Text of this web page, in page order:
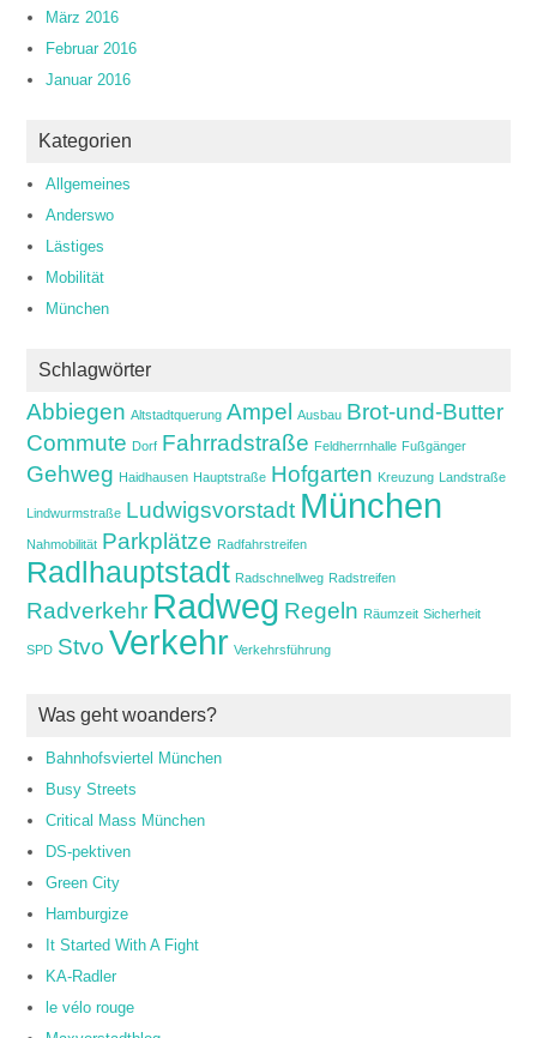
März 2016
Februar 2016
Januar 2016
Kategorien
Allgemeines
Anderswo
Lästiges
Mobilität
München
Schlagwörter
Abbiegen Altstadtquerung Ampel Ausbau Brot-und-Butter
Commute Dorf Fahrradstraße Feldherrnhalle Fußgänger
Gehweg Haidhausen Hauptstraße Hofgarten Kreuzung Landstraße
Lindwurmstraße Ludwigsvorstadt München
Nahmobilität Parkplätze Radfahrstreifen
Radlhauptstadt Radschnellweg Radstreifen
Radverkehr Radweg Regeln Räumzeit Sicherheit
SPD Stvo Verkehr Verkehrsführung
Was geht woanders?
Bahnhofsviertel München
Busy Streets
Critical Mass München
DS-pektiven
Green City
Hamburgize
It Started With A Fight
KA-Radler
le vélo rouge